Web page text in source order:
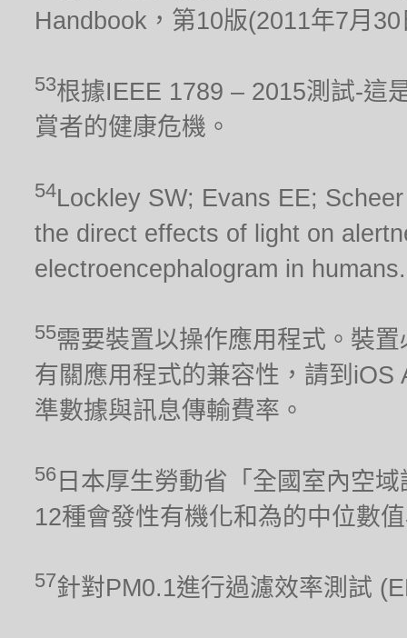
Handbook，第10版(2011年7月30
53根據IEEE 1789 – 2015測試-這
賞者的健康危機。
54Lockley SW; Evans EE;
the direct effects of light on
electroencephalogram in
55需要裝置以操作應用程式。裝
有關應用程式的兼容性，請到
準數據與訊息傳輸費率。
56 日本厚生勞動省「全國室內空
12種會發性有機化和為的中位數
57針對PM0.1進行過濾效率測試